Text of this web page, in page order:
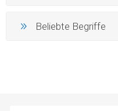
Beliebte Begriffe